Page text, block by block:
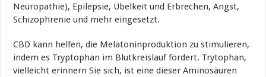
Neuropathie), Epilepsie, Übelkeit und Erbrechen, Angst,
Schizophrenie und mehr eingesetzt.
CBD kann helfen, die Melatoninproduktion zu stimulieren,
indem es Tryptophan im Blutkreislauf fördert. Trytophan,
vielleicht erinnern Sie sich, ist eine dieser Aminosäuren